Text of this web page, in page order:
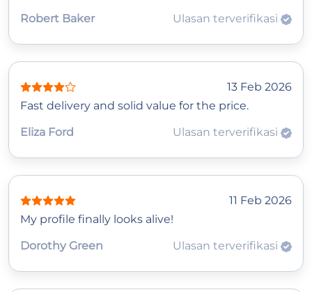
Robert Baker
Ulasan terverifikasi
13 Feb 2026
Fast delivery and solid value for the price.
Eliza Ford
Ulasan terverifikasi
11 Feb 2026
My profile finally looks alive!
Dorothy Green
Ulasan terverifikasi